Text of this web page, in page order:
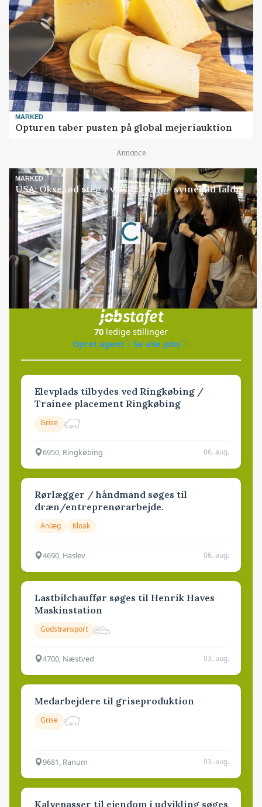
MARKED
Opturen taber pusten på global mejeriauktion
Annonce
MARKED
USA: Oksekød steg i værdi i juni – svinekød faldt
Annonce
Loading...
Jobs
i samarbejde med
70 ledige stillinger
Opret agent
Se alle jobs
Elevplads tilbydes ved Ringkøbing /
Trainee placement Ringkøbing
Grise
6950, Ringkøbing 06. aug.
Rørlægger / håndmand søges til
dræn/entreprenørarbejde.
Anlæg Kloak
4690, Haslev 06. aug.
Lastbilchauffør søges til Henrik Haves
Maskinstation
Godstransport
4700, Næstved 03. aug.
Medarbejdere til griseproduktion
Grise
9681, Ranum 03. aug.
Kalvepasser til ejendom i udvikling søges